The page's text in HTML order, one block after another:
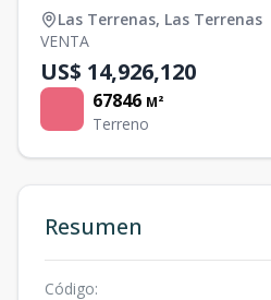
Las Terrenas, Las Terrenas
VENTA
US$ 14,926,120
67846 M²
Terreno
Resumen
Código: